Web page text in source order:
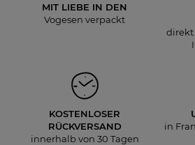
MIT LIEBE IN DEN
Vogesen verpackt
direkt
KOSTENLOSER
RÜCKVERSAND
innerhalb von 30 Tagen
in